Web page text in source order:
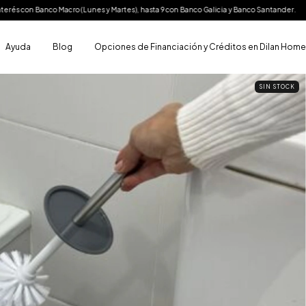
(Lunes y Martes), hasta 9 con Banco Galicia y Banco Santander. hasta 20 cuotas
Ayuda Blog Opciones de Financiación y Créditos en Dilan Home
SIN STOCK